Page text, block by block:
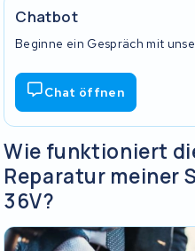
Chatbot
Beginne ein Gespräch mit
Chat öffnen
Wie funktioniert
Reparatur meiner
36V?